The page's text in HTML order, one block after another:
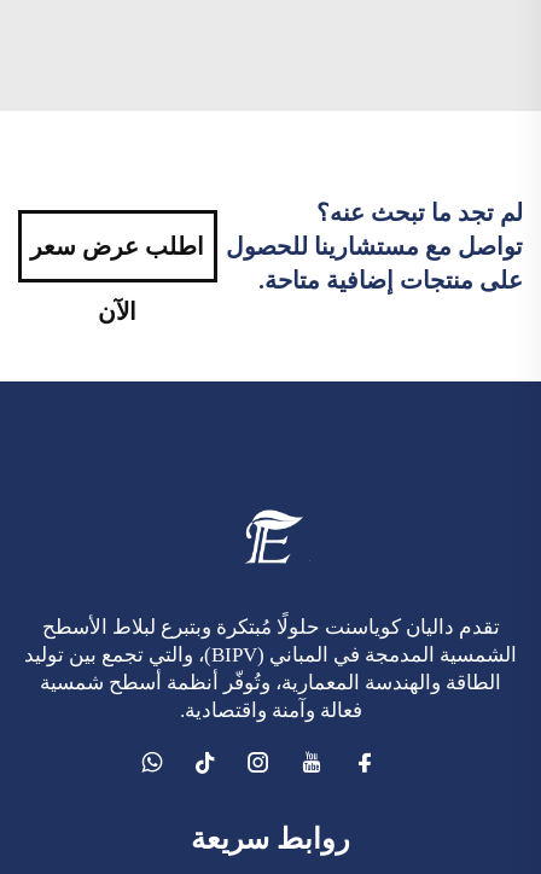
لم تجد ما تبحث عنه؟
تواصل مع مستشارينا للحصول
على منتجات إضافية متاحة.
اطلب عرض سعر
الآن
تقدم داليان كوياسنت حلولًا مُبتكرة وبتبرع لبلاط الأسطح
الشمسية المدمجة في المباني (BIPV)، والتي تجمع بين توليد
الطاقة والهندسة المعمارية، وتُوفّر أنظمة أسطح شمسية
فعالة وآمنة واقتصادية.
روابط سريعة